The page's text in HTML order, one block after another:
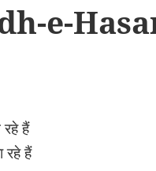
e-
हैं
रहे हैं